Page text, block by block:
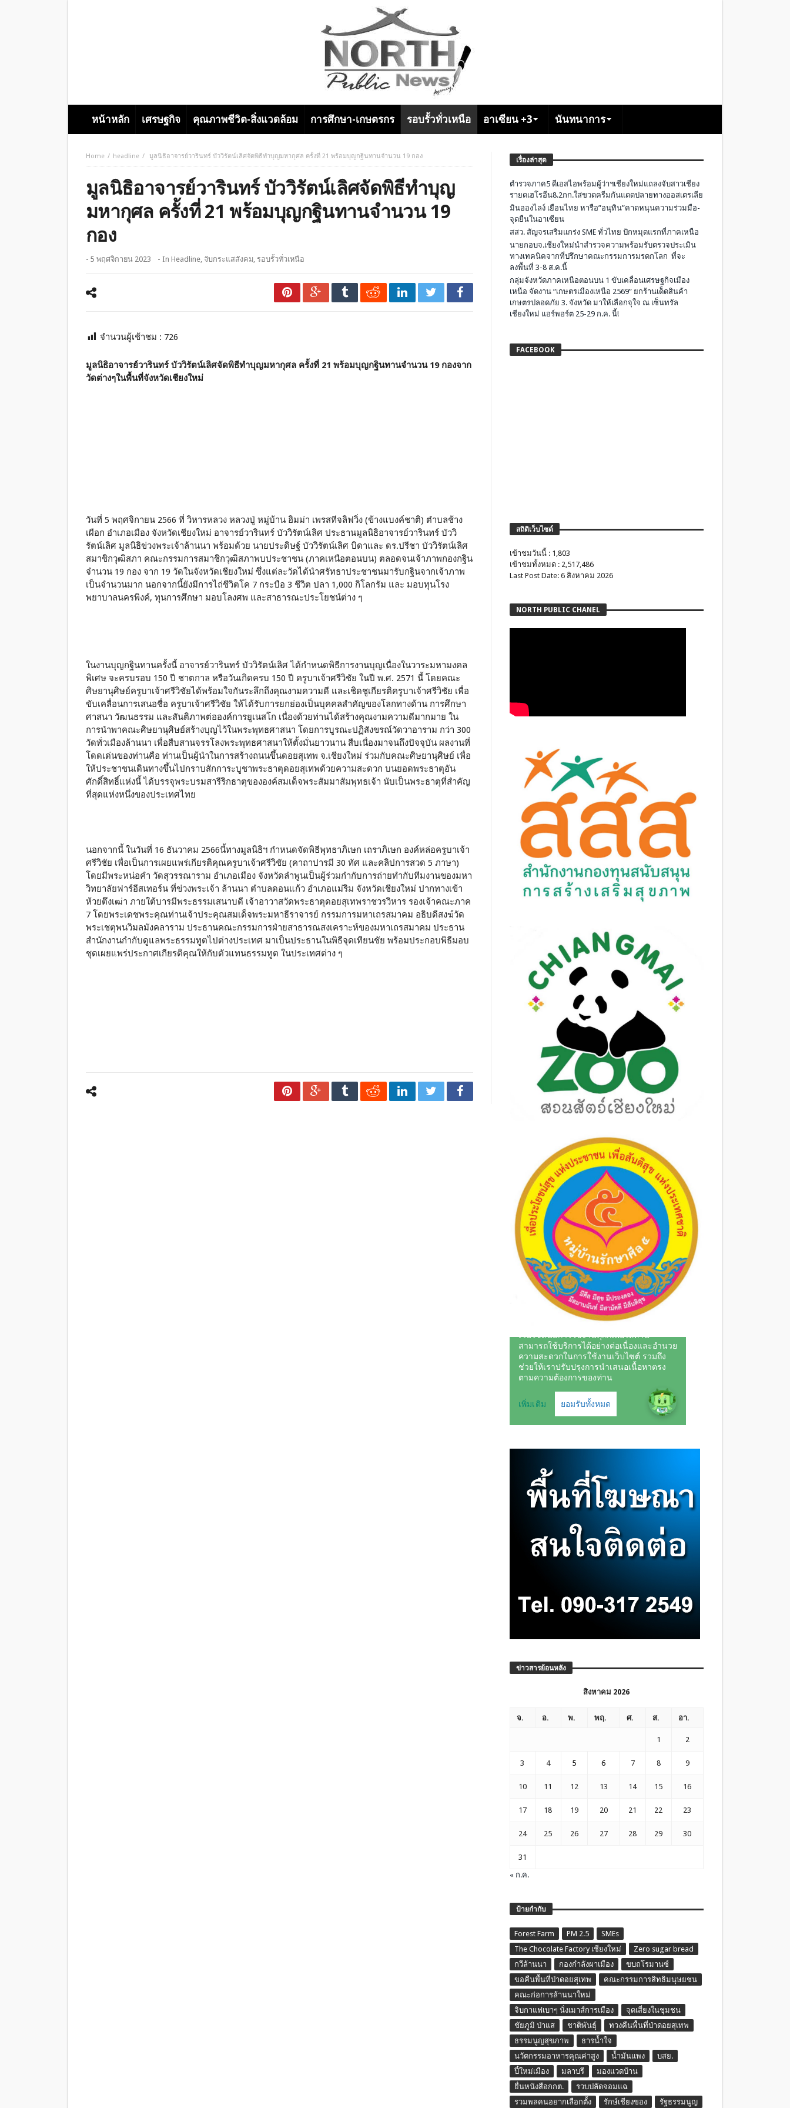
หน้าหลัก เศรษฐกิจ คุณภาพชีวิต-สิ่งแวดล้อม การศึกษา-เกษตรกร รอบรั้วทั่วเหนือ อาเซียน +3 นันทนาการ
Home headline มูลนิธิอาจารย์วารินทร์ บัววิรัตน์เลิศจัดพิธีทำบุญมหากุศล ครั้งที่ 21 พร้อมบุญกฐินทานจำนวน 19 กอง
มูลนิธิอาจารย์วารินทร์ บัววิรัตน์เลิศจัดพิธีทำบุญ
มหากุศล ครั้งที่ 21 พร้อมบุญกฐินทานจำนวน 19
กอง
- 5 พฤศจิกายน 2023 - In Headline, จับกระแสสังคม, รอบรั้วทั่วเหนือ
จำนวนผู้เช้าชม : 726
มูลนิธิอาจารย์วารินทร์ บัววิรัตน์เลิศจัดพิธีทำบุญมหากุศล ครั้งที่ 21 พร้อมบุญกฐินทานจำนวน 19 กองจาก
วัดต่างๆในพื้นที่จังหวัดเชียงใหม่
วันที่ 5 พฤศจิกายน 2566 ที่ วิหารหลวง หลวงปู่ หมู่บ้าน ฮิมม่า เพรสทีจลิฟวิ่ง (ข้างแบงค์ชาติ) ตำบลช้าง
เผือก อำเภอเมือง จังหวัดเชียงใหม่ อาจารย์วารินทร์ บัววิรัตน์เลิศ ประธานมูลนิธิอาจารย์วารินทร์ บัววิ
รัตน์เลิศ มูลนิธิข่วงพระเจ้าล้านนา พร้อมด้วย นายประดิษฐ์ บัววิรัตน์เลิศ บิดาและ ดร.ปรีชา บัววิรัตน์เลิศ
สมาชิกวุฒิสภา คณะกรรมการสมาชิกวุฒิสภาพบประชาชน (ภาคเหนือตอนบน) ตลอดจนเจ้าภาพกองกฐิน
จำนวน 19 กอง จาก 19 วัดในจังหวัดเชียงใหม่ ซึ่งแต่ละวัดได้นำศรัทธาประชาชนมารับกฐินจากเจ้าภาพ
เป็นจำนวนมาก นอกจากนี้ยังมีการไถ่ชีวิตโค 7 กระบือ 3 ชีวิต ปลา 1,000 กิโลกรัม และ มอบทุนโรง
พยาบาลนครพิงค์, ทุนการศึกษา มอบโลงศพ และสาธารณะประโยชน์ต่าง ๆ
ในงานบุญกฐินทานครั้งนี้ อาจารย์วารินทร์ บัววิรัตน์เลิศ ได้กำหนดพิธีการงานบุญเนื่องในวาระมหามงคล
พิเศษ จะครบรอบ 150 ปี ชาตกาล หรือวันเกิดครบ 150 ปี ครูบาเจ้าศรีวิชัย ในปี พ.ศ. 2571 นี้ โดยคณะ
ศิษยานุศิษย์ครูบาเจ้าศรีวิชัยได้พร้อมใจกันระลึกถึงคุณงามความดี และเชิดชูเกียรติครูบาเจ้าศรีวิชัย เพื่อ
ขับเคลื่อนการเสนอชื่อ ครูบาเจ้าศรีวิชัย ให้ได้รับการยกย่องเป็นบุคคลสำคัญของโลกทางด้าน การศึกษา
ศาสนา วัฒนธรรม และสันติภาพต่อองค์การยูเนสโก เนื่องด้วยท่านได้สร้างคุณงามความดีมากมาย ใน
การนำพาคณะศิษยานุศิษย์สร้างบุญไว้ในพระพุทธศาสนา โดยการบูรณะปฏิสังขรณ์วัดวาอาราม กว่า 300
วัดทั่วเมืองล้านนา เพื่อสืบสานจรรโลงพระพุทธศาสนาให้ตั้งมั่นยาวนาน สืบเนื่องมาจนถึงปัจจุบัน ผลงานที่
โดดเด่นของท่านคือ ท่านเป็นผู้นำในการสร้างถนนขึ้นดอยสุเทพ จ.เชียงใหม่ ร่วมกับคณะศิษยานุศิษย์ เพื่อ
ให้ประชาชนเดินทางขึ้นไปกราบสักการะบูชาพระธาตุดอยสุเทพด้วยความสะดวก บนยอดพระธาตุอัน
ศักดิ์สิทธิ์แห่งนี้ ได้บรรจุพระบรมสารีริกธาตุขององค์สมเด็จพระสัมมาสัมพุทธเจ้า นับเป็นพระธาตุที่สำคัญ
ที่สุดแห่งหนึ่งของประเทศไทย
นอกจากนี้ ในวันที่ 16 ธันวาคม 2566นี้ทางมูลนิธิฯ กำหนดจัดพิธีพุทธาภิเษก เถราภิเษก องค์หล่อครูบาเจ้า
ศรีวิชัย เพื่อเป็นการเผยแพร่เกียรติคุณครูบาเจ้าศรีวิชัย (คาถาปารมี 30 ทัศ และคลิปการสวด 5 ภาษา)
โดยมีพระหน่อคำ วัดสุวรรณาราม อำเภอเมือง จังหวัดลำพูนเป็นผู้ร่วมกำกับการถ่ายทำกับทีมงานของมหา
วิทยาลัยฟาร์อีสเทอร์น ที่ข่วงพระเจ้า ล้านนา ตำบลดอนแก้ว อำเภอแม่ริม จังหวัดเชียงใหม่ ปากทางเข้า
ห้วยตึงเฒ่า ภายใต้บารมีพระธรรมเสนาบดี เจ้าอาวาสวัดพระธาตุดอยสุเทพราชวรวิหาร รองเจ้าคณะภาค
7 โดยพระเดชพระคุณท่านเจ้าประคุณสมเด็จพระมหาธีราจารย์ กรรมการมหาเถรสมาคม อธิบดีสงฆ์วัด
พระเชตุพนวิมลมังคลาราม ประธานคณะกรรมการฝ่ายสาธารณสงเคราะห์ของมหาเถรสมาคม ประธาน
สำนักงานกำกับดูแลพระธรรมทูตไปต่างประเทศ มาเป็นประธานในพิธีจุดเทียนชัย พร้อมประกอบพิธีมอบ
ชุดเผยแพร่ประกาศเกียรติคุณให้กับตัวแทนธรรมทูต ในประเทศต่าง ๆ
เรื่องล่าสุด
ตำรวจภาค5 ดีเอสไอพร้อมผู้ว่าฯเชียงใหม่แถลงจับสาวเชียง
รายดเฮโรอีน8.2กก.ใส่ขวดครีมกันแดดปลายทางออสเตรเลีย
มินอองไลง์ เยือนไทย หารือ”อนุทิน”คาดหนุนความร่วมมือ-
จุดยืนในอาเซียน
สสว. สัญจรเสริมแกร่ง SME ทั่วไทย ปักหมุดแรกที่ภาคเหนือ
นายกอบจ.เชียงใหม่นำสำรวจความพร้อมรับตรวจประเมิน
ทางเทคนิคจากที่ปรึกษาคณะกรรมการมรดกโลก ที่จะ
ลงพื้นที่ 3-8 ส.ค.นี้
กลุ่มจังหวัดภาคเหนือตอนบน 1 ขับเคลื่อนเศรษฐกิจเมือง
เหนือ จัดงาน “เกษตรเมืองเหนือ 2569” ยกร้านเด็ดสินค้า
เกษตรปลอดภัย 3. จังหวัด มาให้เลือกจุใจ ณ เซ็นทรัล
เชียงใหม่ แอร์พอร์ต 25-29 ก.ค. นี้!
FACEBOOK
สถิติเว็บไซต์
เข้าชมวันนี้ : 1,803
เข้าชมทั้งหมด : 2,517,486
Last Post Date: 6 สิงหาคม 2026
NORTH PUBLIC CHANEL
ข่าวสารย้อนหลัง
สิงหาคม 2026
จ. อ. พ. พฤ. ศ. ส. อา.
1 2
3 4 5 6 7 8 9
10 11 12 13 14 15 16
17 18 19 20 21 22 23
24 25 26 27 28 29 30
31
« ก.ค.
ป้ายกำกับ
Forest Farm PM 2.5
SMEs
The Chocolate Factory เชียงใหม่
Zero sugar bread
กวีล้านนา
กองกำลังผาเมือง
ขบถโรมานซ์
ขอคืนพื้นที่ป่าดอยสุเทพ
คณะกรรมการสิทธิมนุษยชน
คณะก่อการล้านนาใหม่
จิบกาแฟเบาๆ นั่งเมาส์การเมือง
จุดเสี่ยงในชุมชน
ชัยภูมิ ป่าแส
ชาติพันธุ์
ทวงคืนพื้นที่ป่าดอยสุเทพ
ธรรมนูญสุขภาพ
ธารน้ำใจ
นวัตกรรมอาหารคุณค่าสูง
น้ำมันแพง
บสย.
ปี๋ใหม่เมือง
มลาบรี
มองแวดบ้าน
ยื่นหนังสือกกต.
รวบปลัดจอมแฉ
รวมพลคนอยากเลือกตั้ง
รักษ์เชียงของ รัฐธรรมนูญ